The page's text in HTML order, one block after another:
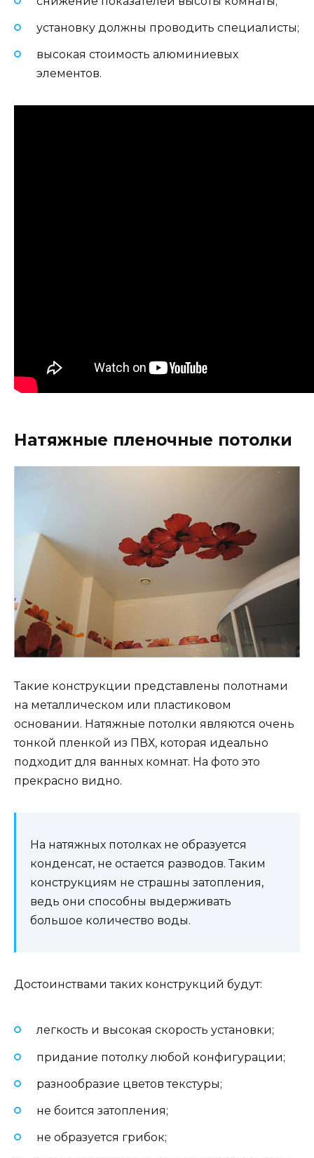
установку должны проводить специалисты;
высокая стоимость алюминиевых
элементов.
Натяжные пленочные потолки
Такие конструкции представлены полотнами
на металлическом или пластиковом
основании. Натяжные потолки являются очень
тонкой пленкой из ПВХ, которая идеально
подходит для ванных комнат. На фото это
прекрасно видно.
На натяжных потолках не образуется
конденсат, не остается разводов. Таким
конструкциям не страшны затопления,
ведь они способны выдерживать
большое количество воды.
Достоинствами таких конструкций будут:
легкость и высокая скорость установки;
придание потолку любой конфигурации;
разнообразие цветов текстуры;
не боится затопления;
не образуется грибок;